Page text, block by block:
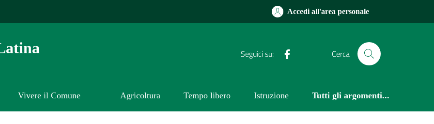
Accedi all'area personale
Seguici su: Cerca
Vivere il Comune Agricoltura Tempo libero Istruzione Tutti gli argomenti...